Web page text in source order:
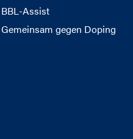
BBL-Assist
Gemeinsam gegen Doping